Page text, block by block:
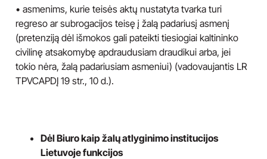
• asmenims, kurie teisės aktų nustatyta tvarka turi
regreso ar subrogacijos teisę į žalą padariusį asmenį
(pretenziją dėl išmokos gali pateikti tiesiogiai kaltininko
civilinę atsakomybę apdraudusiam draudikui arba, jei
tokio nėra, žalą padariusiam asmeniui) (vadovaujantis LR
TPVCAPDĮ 19 str., 10 d.).
Dėl Biuro kaip žalų atlyginimo institucijos
Lietuvoje funkcijos